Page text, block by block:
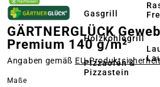
Gasgrill
Holzkohlegrill
Pizzaofen &
Pizzastein
GÄRTNERGLÜCK
Premium 140 g/m²
Angaben gemäß
Maßeauswählen